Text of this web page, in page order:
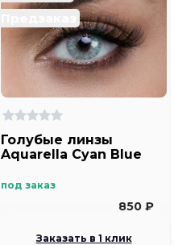
Голубые линзы
Aquarella Cyan Blue
под заказ
850 ₽
Заказать в 1 клик